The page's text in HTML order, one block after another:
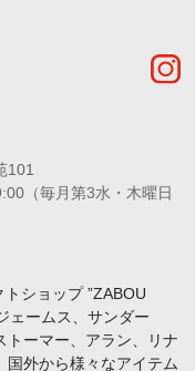
101
（毎月第3水・木曜日
ショップ ”ZABOU
ェームス、サンダー
トーマー、アラン、リナ
国外から様々なアイテム